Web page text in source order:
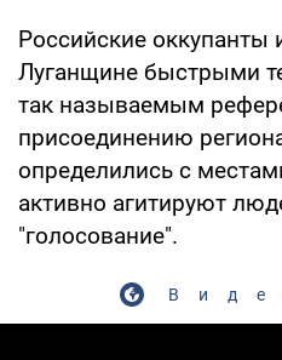
Российские оккупанты
Луганщине быстрыми
так называемым
присоединению
определились с
активно агитируют
"голосование".